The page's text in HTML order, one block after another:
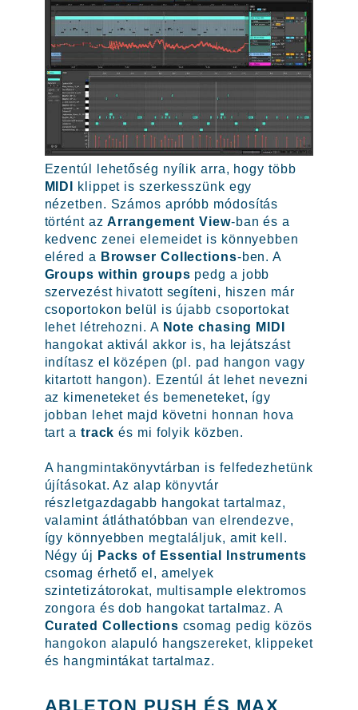
Ezentúl lehetőség nyílik arra, hogy több
MIDI
klippet is szerkesszünk egy
nézetben. Számos apróbb módosítás
történt azArrangement View-ban és a
kedvenc zenei elemeidet is könnyebben
eléred a Browser Collections-ben. A
Groups within groups pedg a jobb
szervezést hivatott segíteni, hiszen már
csoportokon belül is újabb csoportokat
lehet létrehozni. A Note chasing MIDI
hangokat aktivál akkor is, ha lejátszást
indítasz el középen (pl. pad hangon vagy
kitartott hangon). Ezentúl át lehet nevezni
az kimeneteket és bemeneteket, így
jobban lehet majd követni honnan hova
tart a track és mi folyik közben.
A hangmintakönyvtárban is felfedezhetünk
újításokat. Az alap könyvtár
részletgazdagabb hangokat tartalmaz,
valamint átláthatóbban van elrendezve,
így könnyebben megtaláljuk, amit kell.
Négy új Packs of Essential Instruments
csomag érhető el, amelyek
szintetizátorokat, multisample elektromos
zongora és dob hangokat tartalmaz. A
Curated Collections csomag pedig közös
hangokon alapuló hangszereket, klippeket
és hangmintákat tartalmaz.
ABLETON PUSH ÉS MAX